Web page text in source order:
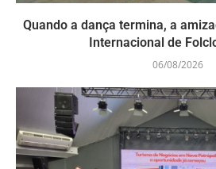
Quando a dança termina, a
Internacional de
06/08/2026